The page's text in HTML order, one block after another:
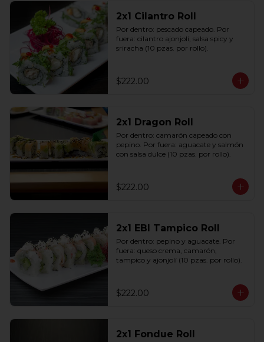
2x1 Cilantro Roll
Por dentro: pescado capeado. Por
fuera: cilantro ajonjolí, salsa spicy y
sriracha (10 pzas. por rollo).
$222.00
2x1 Dragon Roll
Por dentro: camarón capeado con
pepino. Por fuera: aguacate y salmón
con salsa dulce (10 pzas. por rollo).
$222.00
2x1 EBI Tampico Roll
Por dentro: pepino y aguacate. Por
fuera: queso crema, camarón,
tampico y ajonjolí (10 pzas. por rollo).
$222.00
2x1 Fondue Roll